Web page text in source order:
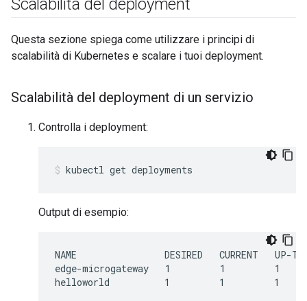
Scalabilità del deployment
Questa sezione spiega come utilizzare i principi di
scalabilità di Kubernetes e scalare i tuoi deployment.
Scalabilità del deployment di un servizio
Controlla i deployment:
kubectl get deployments
Output di esempio:
NAME                DESIRED   CURRENT   UP-TO-
edge-microgateway   1         1         1